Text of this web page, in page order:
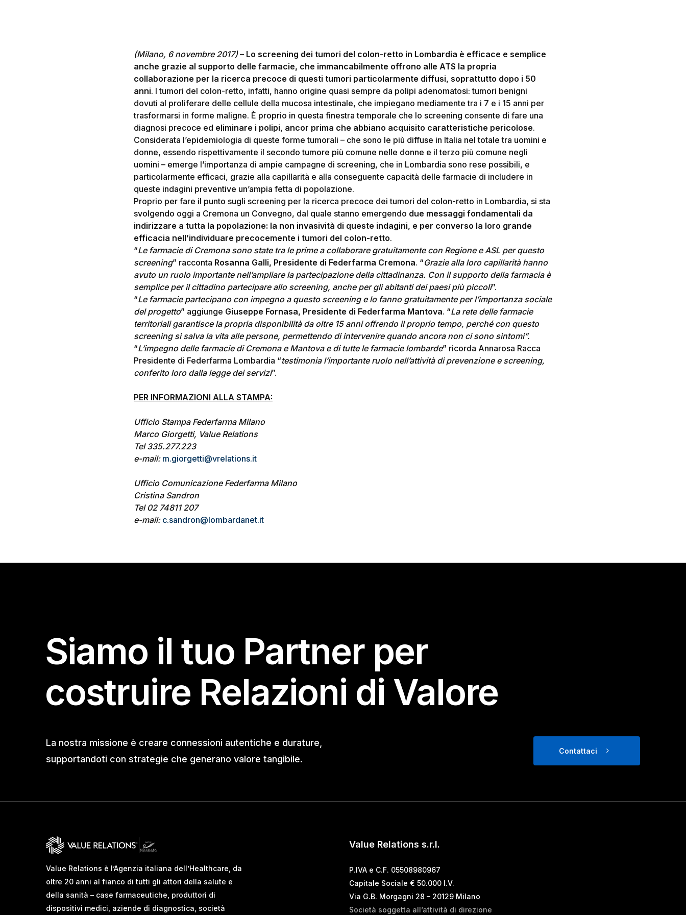
(Milano, 6 novembre 2017)– Lo screening dei tumori del colon-retto in Lombardia è efficace e semplice
anche grazie al supporto delle farmacie, che immancabilmente offrono alle ATS la propria
collaborazione per la ricerca precoce di questi tumori particolarmente diffusi, soprattutto dopo i 50
anni. I tumori del colon-retto, infatti, hanno origine quasi sempre da polipi adenomatosi: tumori benigni
dovuti al proliferare delle cellule della mucosa intestinale, che impiegano mediamente tra i 7 e i 15 anni per
trasformarsi in forme maligne. È proprio in questa finestra temporale che lo screening consente di fare una
diagnosi precoce ed eliminare i polipi, ancor prima che abbiano acquisito caratteristiche pericolose.
Considerata l’epidemiologia di queste forme tumorali – che sono le più diffuse in Italia nel totale tra uomini e
donne, essendo rispettivamente il secondo tumore più comune nelle donne e il terzo più comune negli
uomini – emerge l’importanza di ampie campagne di screening, che in Lombardia sono rese possibili, e
particolarmente efficaci, grazie alla capillarità e alla conseguente capacità delle farmacie di includere in
queste indagini preventive un’ampia fetta di popolazione.
Proprio per fare il punto sugli screening per la ricerca precoce dei tumori del colon-retto in Lombardia, si sta
svolgendo oggi a Cremona un Convegno, dal quale stanno emergendo due messaggi fondamentali da
indirizzare a tutta la popolazione: la non invasività di queste indagini, e per converso la loro grande
efficacia nell’individuare precocemente i tumori del colon-retto.
“Le farmacie di Cremona sono state tra le prime a collaborare gratuitamente con Regione e ASL per questo
screening” racconta Rosanna Galli, Presidente di Federfarma Cremona. “Grazie alla loro capillarità hanno
avuto un ruolo importante nell’ampliare la partecipazione della cittadinanza. Con il supporto della farmacia è
semplice per il cittadino partecipare allo screening, anche per gli abitanti dei paesi più piccoli”.
“Le farmacie partecipano con impegno a questo screening e lo fanno gratuitamente per l’importanza sociale
del progetto” aggiunge Giuseppe Fornasa, Presidente di Federfarma Mantova. “La rete delle farmacie
territoriali garantisce la propria disponibilità da oltre 15 anni offrendo il proprio tempo, perché con questo
screening si salva la vita alle persone, permettendo di intervenire quando ancora non ci sono sintomi”.
“L’impegno delle farmacie di Cremona e Mantova e di tutte le farmacie lombarde” ricorda Annarosa Racca
Presidente di Federfarma Lombardia “testimonia l’importante ruolo nell’attività di prevenzione e screening,
conferito loro dalla legge dei servizi”.
PER INFORMAZIONI ALLA STAMPA:
Ufficio Stampa Federfarma Milano
Marco Giorgetti, Value Relations
Tel 335.277.223
e-mail: m.giorgetti@vrelations.it
Ufficio Comunicazione Federfarma Milano
Cristina Sandron
Tel 02 74811 207
e-mail: c.sandron@lombardanet.it
Siamo il tuo Partner per
costruire Relazioni di Valore
La nostra missione è creare connessioni autentiche e durature,
supportandoti con strategie che generano valore tangibile.
Contattaci
Value Relations è l’Agenzia italiana dell’Healthcare, da
oltre 20 anni al fianco di tutti gli attori della salute e
della sanità – case farmaceutiche, produttori di
dispositivi medici, aziende di diagnostica, società
Value Relations s.r.l.
P.IVA e C.F. 05508980967
Capitale Sociale € 50.000 I.V.
Via G.B. Morgagni 28 – 20129 Milano
Società soggetta all’attività di direzione